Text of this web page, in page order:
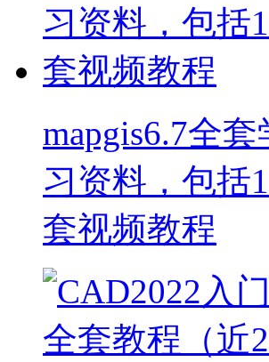
mapgis6.7全套
习资料，包括
套视频教程